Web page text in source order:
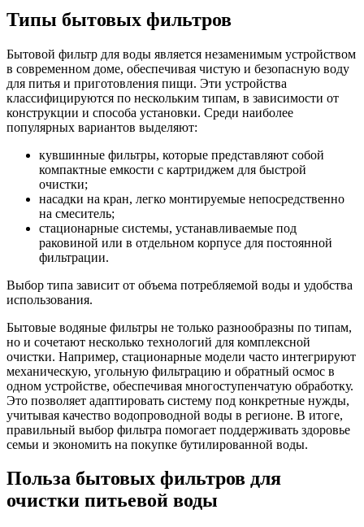
Типы бытовых фильтров
Бытовой фильтр для воды является незаменимым устройством
в современном доме, обеспечивая чистую и безопасную воду
для питья и приготовления пищи. Эти устройства
классифицируются по нескольким типам, в зависимости от
конструкции и способа установки. Среди наиболее
популярных вариантов выделяют:
кувшинные фильтры, которые представляют собой
компактные емкости с картриджем для быстрой
очистки;
насадки на кран, легко монтируемые непосредственно
на смеситель;
стационарные системы, устанавливаемые под
раковиной или в отдельном корпусе для постоянной
фильтрации.
Выбор типа зависит от объема потребляемой воды и удобства
использования.
Бытовые водяные фильтры не только разнообразны по типам,
но и сочетают несколько технологий для комплексной
очистки. Например, стационарные модели часто интегрируют
механическую, угольную фильтрацию и обратный осмос в
одном устройстве, обеспечивая многоступенчатую обработку.
Это позволяет адаптировать систему под конкретные нужды,
учитывая качество водопроводной воды в регионе. В итоге,
правильный выбор фильтра помогает поддерживать здоровье
семьи и экономить на покупке бутилированной воды.
Польза бытовых фильтров для
очистки питьевой воды